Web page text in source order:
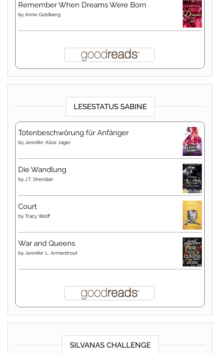
Remember When Dreams Were Born
by Anne Goldberg
LESESTATUS SABINE
Totenbeschwörung für Anfänger
by Jennifer Alice Jager
Die Wandlung
by J.T. Sheridan
Court
by Tracy Wolff
War and Queens
by Jennifer L. Armentrout
SILVANAS CHALLENGE